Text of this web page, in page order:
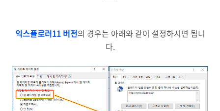
익스플로러11 버전의 경우는 아래와 같이 설정하시면 됩니
다.